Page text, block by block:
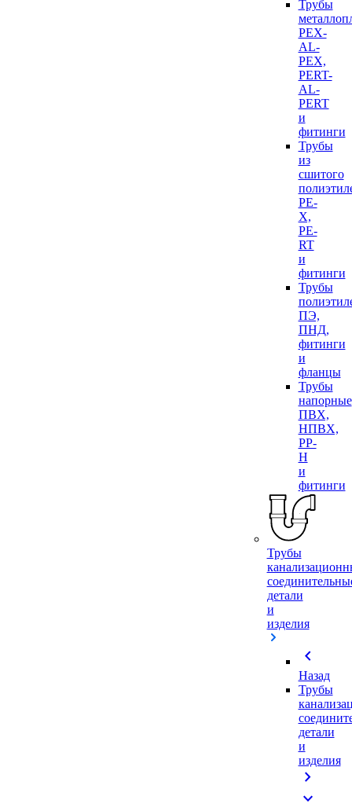
Трубы
PEX-
AL-
PEX,
PERT-
AL-
PERT
и
фитинги
Трубы
из
сшитого
PE-
X,
PE-
RT
и
фитинги
Трубы
ПЭ,
ПНД,
фитинги
и
фланцы
Трубы
напорные
ПВХ,
НПВХ,
PP-
H
и
фитинги
Трубы
детали
и
изделия
chevron_left
Назад
Трубы
детали
и
изделия
chevron_right
expand_more